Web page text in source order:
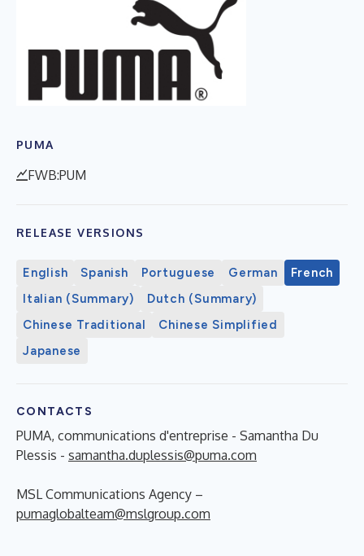
PUMA
FWB:PUM
RELEASE VERSIONS
English Spanish Portuguese German
French
Italian (Summary)
Dutch (Summary)
Chinese Traditional
Chinese Simplified
Japanese
CONTACTS
PUMA, communications d'entreprise - Samantha Du
Plessis - samantha.duplessis@puma.com
MSL Communications Agency –
pumaglobalteam@mslgroup.com